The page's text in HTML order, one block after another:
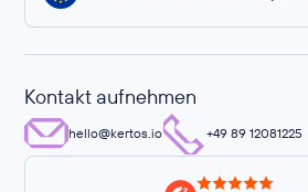
Kontakt aufnehmen
hello@kertos.io +49 89 12081225